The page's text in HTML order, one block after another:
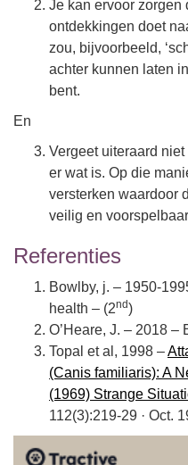
Je kan ervoor zorgen
ontdekkingen doet
zou, bijvoorbeeld,
achter kunnen laten
bent.
En
Vergeet uiteraard
er wat is. Op die
versterken waardoor
veilig en
Referenties
Bowlby, j. – 1950-
health – (2nd)
O’Heare, J. – 2018 –
Topal et al, 1998 –
(Canis familiaris): A
(1969) Strange
112(3):219-29 · Oct.